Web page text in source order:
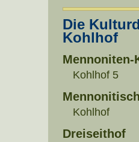
Die
Kohlhof
Mennoniten-
Kohlhof 5
Kohlhof
Dreiseithof